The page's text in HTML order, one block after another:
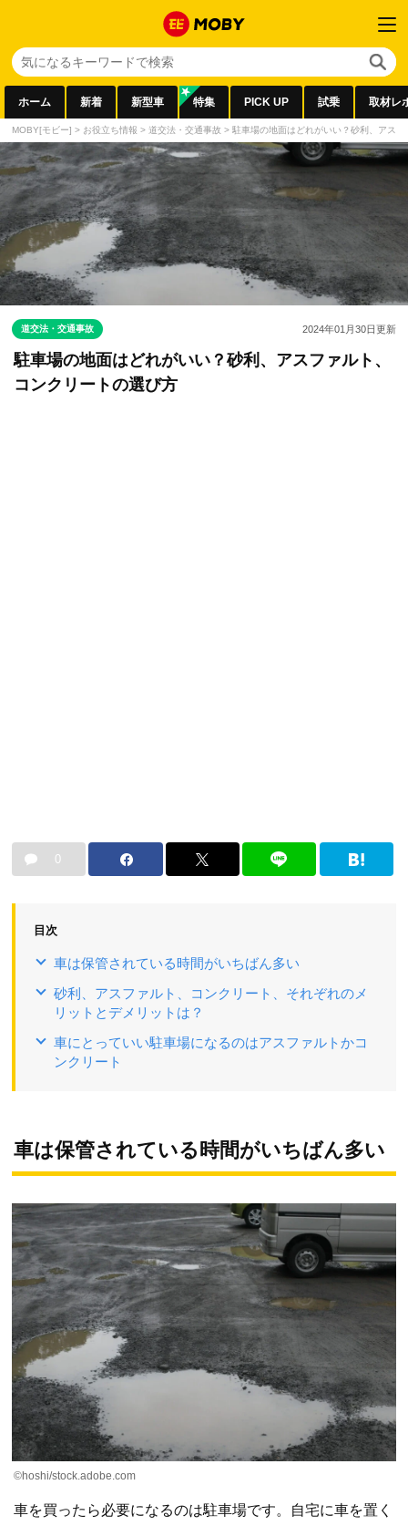
ホーム 新着 新型車 特集 PICK UP 試乗 取材レ
MOBY[モビー] > お役立ち情報 > 道交法・交通事故 > 駐車場の地面はどれがいい？砂利、アス
道交法・交通事故 2024年01月30日更新
駐車場の地面はどれがいい？砂利、アスファルト、
コンクリートの選び方
0
目次
車は保管されている時間がいちばん多い
砂利、アスファルト、コンクリート、それぞれのメ
リットとデメリットは？
車にとっていい駐車場になるのはアスファルトかコ
ンクリート
車は保管されている時間がいちばん多い
©hoshi/stock.adobe.com
車を買ったら必要になるのは駐車場です。自宅に車を置く